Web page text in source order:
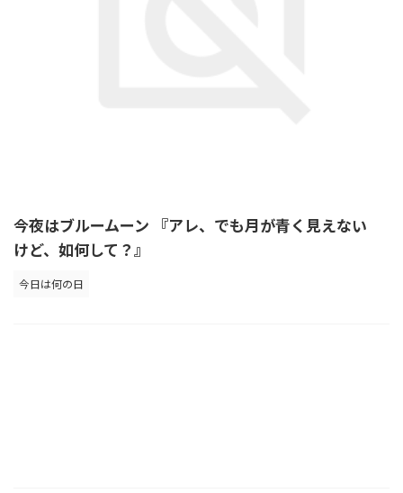
今夜はブルームーン 『アレ、でも月が青く見えない
けど、如何して？』
今日は何の日